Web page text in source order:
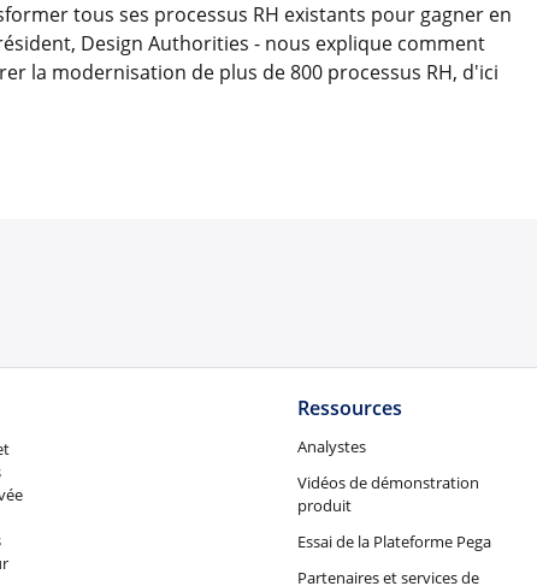
tous ses processus RH existants pour gagner en
Design Authorities - nous explique comment
la modernisation de plus de 800 processus RH, d'ici
Ressources
Analystes
Vidéos de démonstration
produit
Essai de la Plateforme Pega
Partenaires et services de